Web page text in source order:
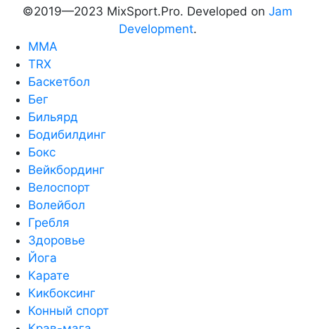
©2019—2023 MixSport.Pro. Developed on Jam
Development.
MMA
TRX
Баскетбол
Бег
Бильярд
Бодибилдинг
Бокс
Вейкбординг
Велоспорт
Волейбол
Гребля
Здоровье
Йога
Карате
Кикбоксинг
Конный спорт